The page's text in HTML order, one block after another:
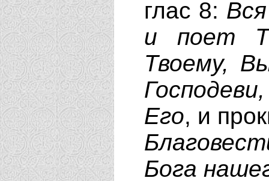
глас 8:
и поет
Твоему,
Его, и
Бога